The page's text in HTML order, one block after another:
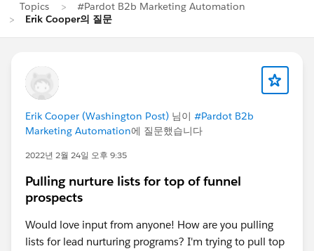
Topics
#Pardot B2b Marketing Automation
Erik Cooper의 질문
Erik Cooper (Washington Post) 님이 #Pardot B2b
Marketing Automation에 질문했습니다
2022년 2월 24일 오후 9:35
Pulling nurture lists for top of funnel
prospects
Would love input from anyone! How are you pulling
lists for lead nurturing programs? I'm trying to pull top